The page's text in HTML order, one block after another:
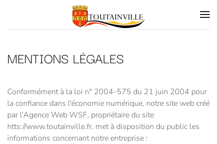
Skip to main content
MENTIONS LÉGALES
Conformément à la loi n° 2004-575 du 21 juin 2004 pour
la confiance dans l'économie numérique, notre site web créé
par l’Agence Web WSF, propriétaire du site
htts://www.toutainville.fr, met à disposition du public les
informations concernant notre entreprise :